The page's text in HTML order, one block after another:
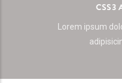
CSS3
Lorem ipsum